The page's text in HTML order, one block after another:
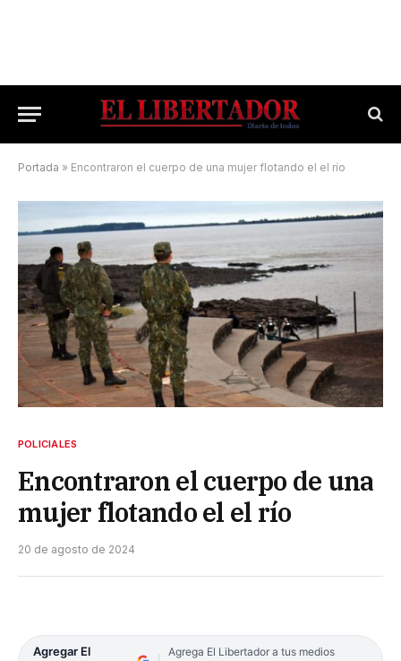
Portada » Encontraron el cuerpo de una mujer flotando el el río
POLICIALES
Encontraron el cuerpo de una
mujer flotando el el río
20 de agosto de 2024
Agregar El
Agrega El Libertador a tus medios